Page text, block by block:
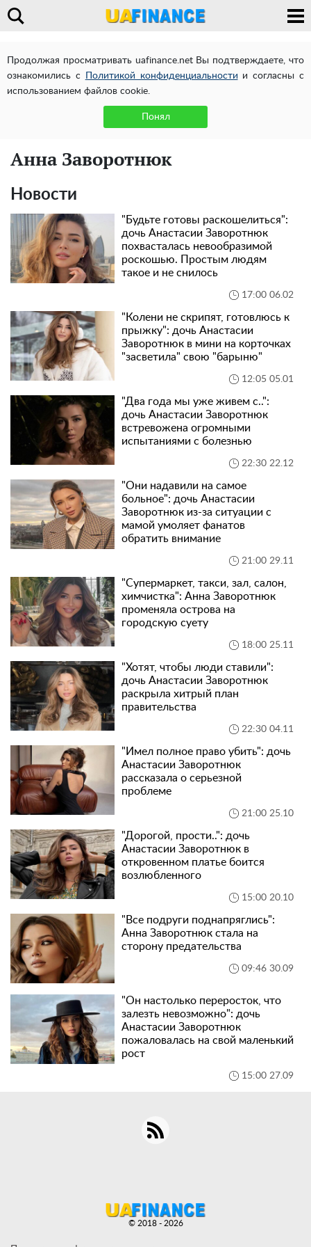
Продолжая просматривать uafinance.net Вы подтверждаете, что
ознакомились с
Политикой конфиденциальности и согласны с
использованием файлов cookie.
Понял
Анна Заворотнюк
Новости
"Будьте готовы раскошелиться":
дочь Анастасии Заворотнюк
похвасталась невообразимой
роскошью. Простым людям
такое и не снилось
17:00 06.02
"Колени не скрипят, готовлюсь к
прыжку": дочь Анастасии
Заворотнюк в мини на корточках
"засветила" свою "барыню"
12:05 05.01
"Два года мы уже живем с..":
дочь Анастасии Заворотнюк
встревожена огромными
испытаниями с болезнью
22:30 22.12
"Они надавили на самое
больное": дочь Анастасии
Заворотнюк из-за ситуации с
мамой умоляет фанатов
обратить внимание
21:00 29.11
"Супермаркет, такси, зал, салон,
химчистка": Анна Заворотнюк
променяла острова на
городскую суету
18:00 25.11
"Хотят, чтобы люди ставили":
дочь Анастасии Заворотнюк
раскрыла хитрый план
правительства
22:30 04.11
"Имел полное право убить": дочь
Анастасии Заворотнюк
рассказала о серьезной
проблеме
21:00 25.10
"Дорогой, прости..": дочь
Анастасии Заворотнюк в
откровенном платье боится
возлюбленного
15:00 20.10
"Все подруги поднапряглись":
Анна Заворотнюк стала на
сторону предательства
09:46 30.09
"Он настолько переросток, что
залезть невозможно": дочь
Анастасии Заворотнюк
пожаловалась на свой маленький
рост
15:00 27.09
© 2018 - 2026